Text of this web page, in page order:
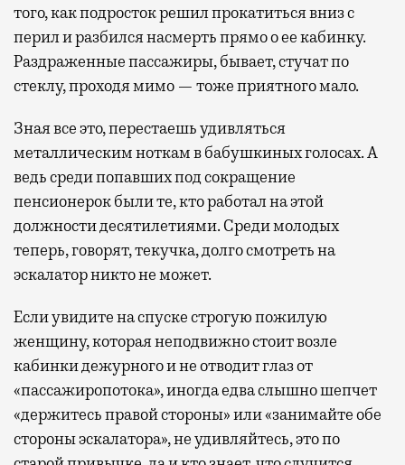
того, как подросток решил прокатиться вниз с
перил и разбился насмерть прямо о ее кабинку.
Раздраженные пассажиры, бывает, стучат по
стеклу, проходя мимо — тоже приятного мало.
Зная все это, перестаешь удивляться
металлическим ноткам в бабушкиных голосах. А
ведь среди попавших под сокращение
пенсионерок были те, кто работал на этой
должности десятилетиями. Среди молодых
теперь, говорят, текучка, долго смотреть на
эскалатор никто не может.
Если увидите на спуске строгую пожилую
женщину, которая неподвижно стоит возле
кабинки дежурного и не отводит глаз от
«пассажиропотока», иногда едва слышно шепчет
«держитесь правой стороны» или «занимайте обе
стороны эскалатора», не удивляйтесь, это по